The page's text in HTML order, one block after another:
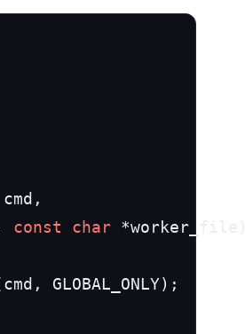
const char *worker_file)
GLOBAL_ONLY);